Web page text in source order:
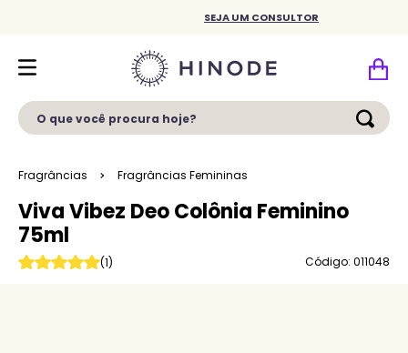
SEJA UM CONSULTOR
O que você procura hoje?
Fragrâncias Fragrâncias Femininas
Viva Vibez Deo Colônia Feminino
75ml
(1) Código: 011048